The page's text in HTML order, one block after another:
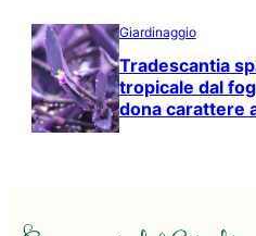
Giardinaggio
Tradescantia
tropicale dal
dona carattere